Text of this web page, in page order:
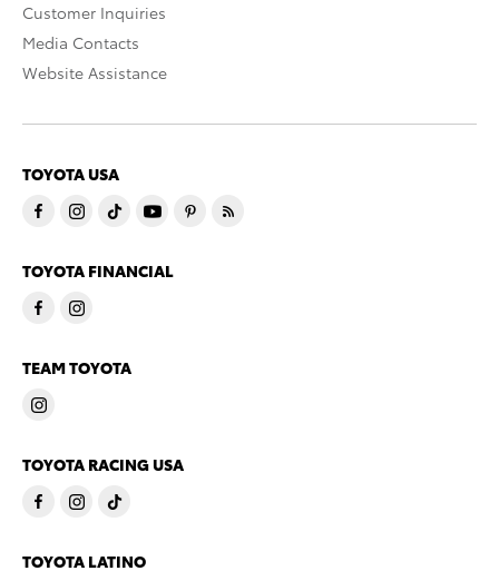
Customer Inquiries
Media Contacts
Website Assistance
TOYOTA USA
TOYOTA FINANCIAL
TEAM TOYOTA
TOYOTA RACING USA
TOYOTA LATINO